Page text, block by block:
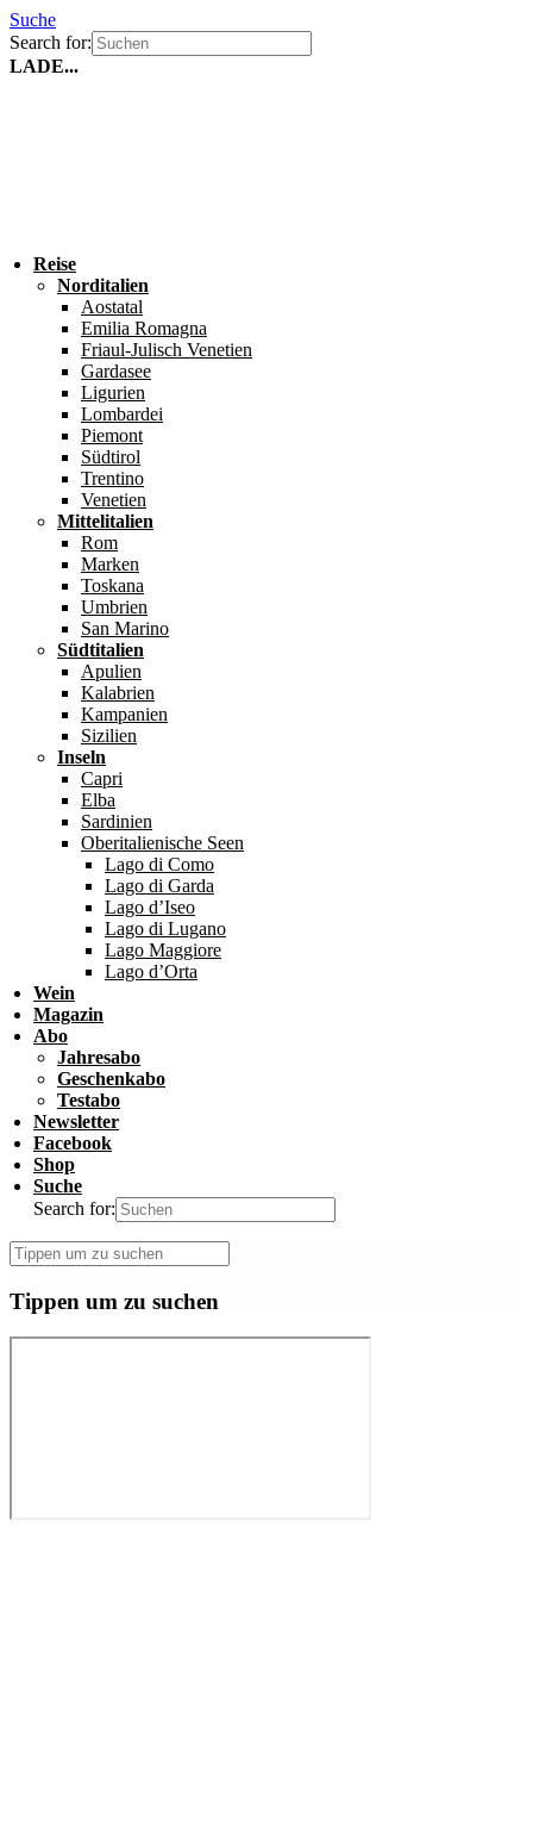
Suche
Search for:
LADE...
Reise
Norditalien
Aostatal
Emilia Romagna
Friaul-Julisch Venetien
Gardasee
Ligurien
Lombardei
Piemont
Südtirol
Trentino
Venetien
Mittelitalien
Rom
Marken
Toskana
Umbrien
San Marino
Südtitalien
Apulien
Kalabrien
Kampanien
Sizilien
Inseln
Capri
Elba
Sardinien
Oberitalienische Seen
Lago di Como
Lago di Garda
Lago d’Iseo
Lago di Lugano
Lago Maggiore
Lago d’Orta
Wein
Magazin
Abo
Jahresabo
Geschenkabo
Testabo
Newsletter
Facebook
Shop
Suche
Search for:
Tippen um zu suchen